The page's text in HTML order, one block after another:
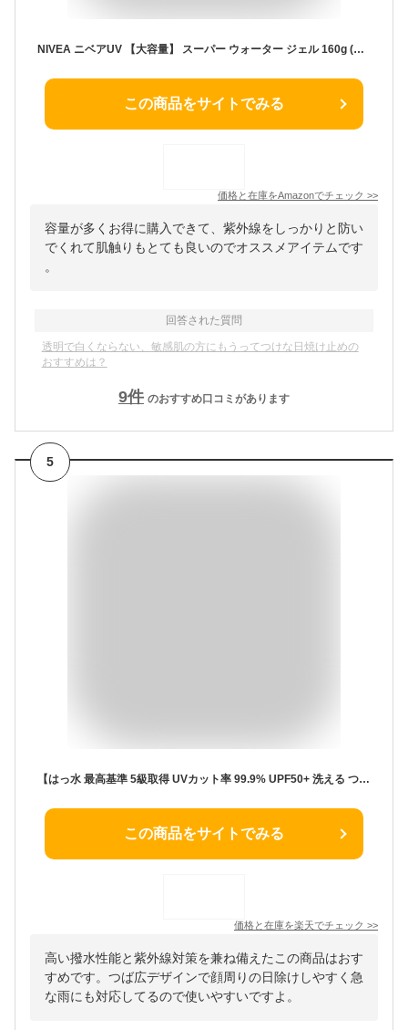
NIVEA ニベアUV 【大容量】 スーパー ウォーター ジェル 160g (通常品の2倍) 日焼け止め SPF50 / PA+++ 「 化粧水 感覚のUVジェル 」
この商品をサイトでみる
価格と在庫をAmazonでチェック >>
容量が多くお得に購入できて、紫外線をしっかりと防い
でくれて肌触りもとても良いのでオススメアイテムです
。
回答された質問
透明で白くならない、敏感肌の方にもうってつけな日焼け止めの
おすすめは？
9件 のおすすめ口コミがあります
5
【はっ水 最高基準 5級取得 UVカット率 99.9% UPF50+ 洗える つば広】ベーシックエンチ Teflon Rain Hat テフロン レインハット 帽子 サファリハット フェス 日除け 撥水 折りたたみ アウトドア サーフハット WEB限定 オールシーズン 4色 レディース フリーサイズ hb-1626rk
この商品をサイトでみる
価格と在庫を楽天でチェック >>
高い撥水性能と紫外線対策を兼ね備えたこの商品はおす
すめです。つば広デザインで顔周りの日除けしやすく急
な雨にも対応してるので使いやすいですよ。